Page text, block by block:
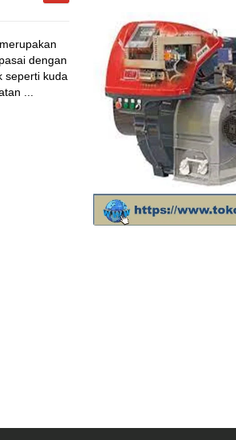
dengan
seperti kuda
...